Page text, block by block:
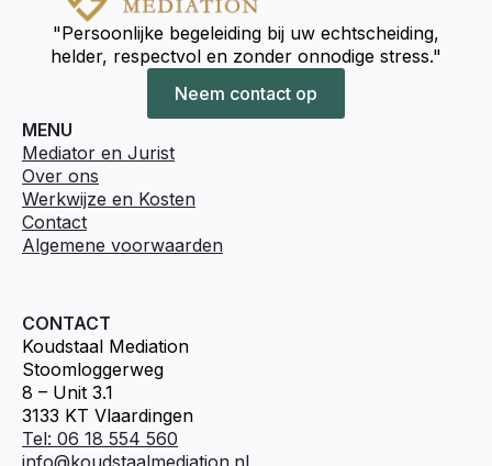
"Persoonlijke begeleiding bij uw echtscheiding,
helder, respectvol en zonder onnodige stress."
Neem contact op
MENU
Mediator en Jurist
Over ons
Werkwijze en Kosten
Contact
Algemene voorwaarden
CONTACT
Koudstaal Mediation
Stoomloggerweg
8 – Unit 3.1
3133 KT Vlaardingen
Tel: 06 18 554 560